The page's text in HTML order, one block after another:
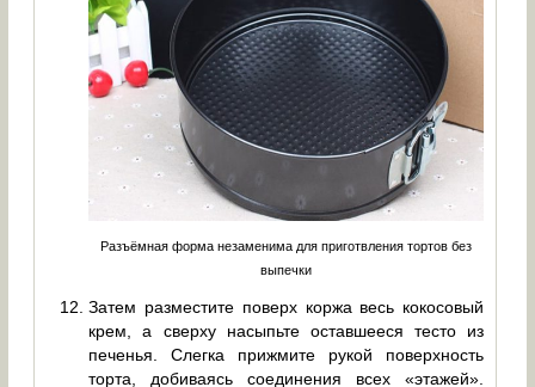
Разъёмная форма незаменима для приготвления тортов без
выпечки
Затем разместите поверх коржа весь кокосовый
крем, а сверху насыпьте оставшееся тесто из
печенья. Слегка прижмите рукой поверхность
торта, добиваясь соединения всех «этажей».